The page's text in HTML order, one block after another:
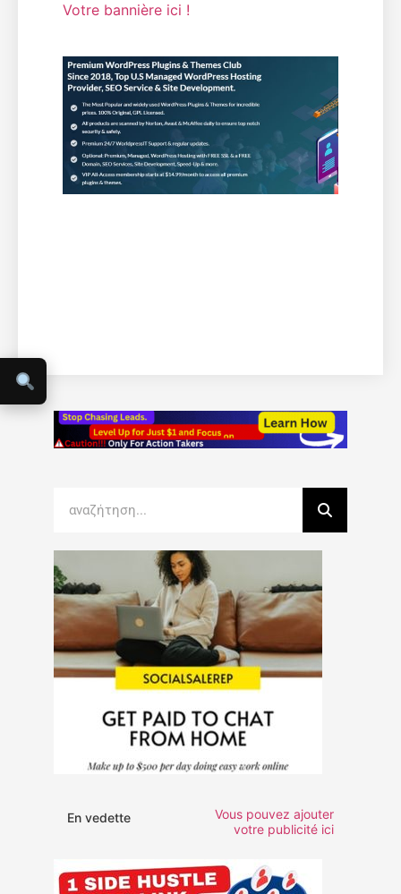
Votre bannière ici !
En vedette
Vous pouvez ajouter
votre publicité ici